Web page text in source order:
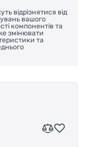
відрізнятися від
вашого
компонентів та
змінювати
та